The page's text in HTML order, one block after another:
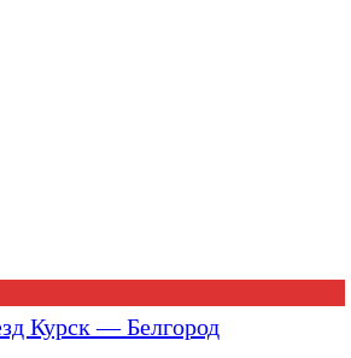
Курск — Белгород